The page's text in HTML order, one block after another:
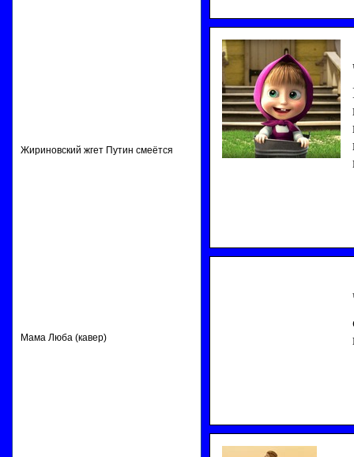
Жириновский жгет Путин смеётся
Мама Люба (кавер)